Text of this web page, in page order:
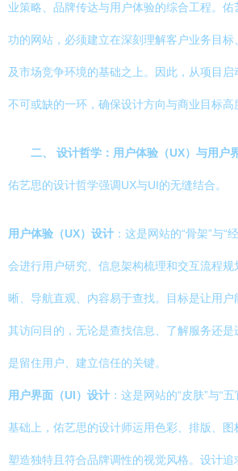
业策略、品牌传达与用户体验的综合工程。
功的网站，必须建立在深刻理解客户业务目标
及市场竞争环境的基础之上。因此，从项目
不可或缺的一环，确保设计方向与商业目标高
二、 设计哲学：用户体验（UX）与用户
佑艺思的设计哲学强调UX与UI的无缝结合。
用户体验（UX）设计 ：这是网站的“骨架”与“
会进行用户研究、信息架构梳理和交互流程
晰、导航直观、内容易于查找。目标是让用
其访问目的，无论是查找信息、了解服务还
是留住用户、建立信任的关键。
用户界面（UI）设计 ：这是网站的“皮肤”与“
基础上，佑艺思的设计师运用色彩、排版、图
塑造独特且符合品牌调性的视觉风格。设计追